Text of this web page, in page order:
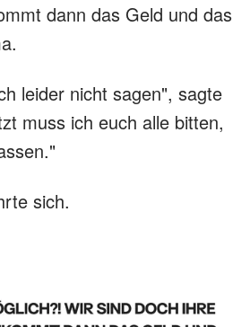
dann das Geld und das
leider nicht sagen", sagte
muss ich euch alle bitten,
sich.